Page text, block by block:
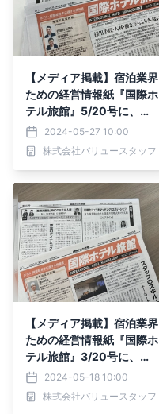
【メディア掲載】宿泊業界
ための経営情報紙『国際ホ
テル旅館』5/20号に、取
締役COO・西谷の連載記
事が掲載されました！
2024-05-27 10:00
株式会社バリュースタッフ
【メディア掲載】宿泊業界
ための経営情報紙『国際ホ
テル旅館』3/20号に、取
締役COO・西谷の連載記
事が掲載されました！
2024-05-18 10:00
株式会社バリュースタッフ